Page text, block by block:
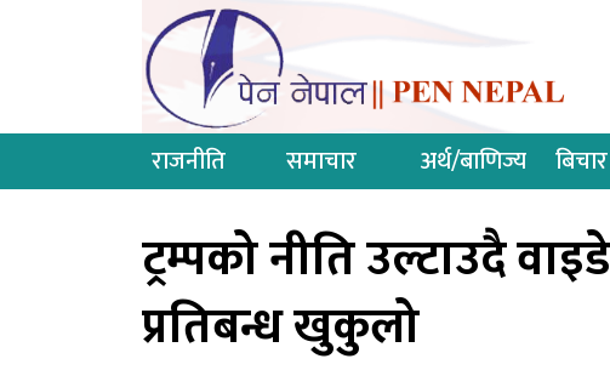
राजनीति समाचार अर्थ/बाणिज्य बिचार
ट्रम्पको नीति उल्टाउदै
प्रतिबन्ध खुकुलो